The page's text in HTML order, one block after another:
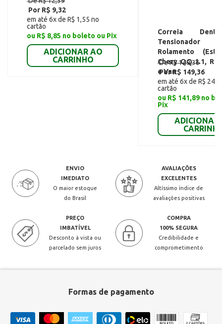
Por R$ 9,32
em até 6x de R$ 1,55 no
cartão
ou R$ 8,85 no boleto ou Pix
ADICIONAR AO
CARRINHO
Correia
Rolamento
Chery QQ 1.1,
e Van
De R$ 149,36
Por R$ 149,36
em até 6x de R$
cartão
ou R$ 141,89 no
Pix
ADICIONAR
ENVIO
IMEDIATO
O maior estoque
do Brasil
AVALIAÇÕES
EXCELENTES
Altíssimo índice de
avaliações positivas
PREÇO
IMBATÍVEL
Desconto à vista ou
parcelado sem juros
COMPRA
100% SEGURA
Credibilidade e
comprometimento
Formas de pagamento